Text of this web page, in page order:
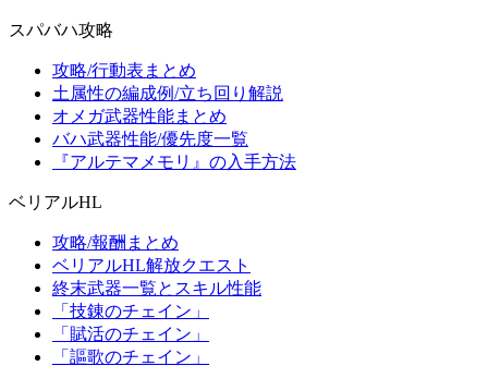
スパバハ攻略
攻略/行動表まとめ
土属性の編成例/立ち回り解説
オメガ武器性能まとめ
バハ武器性能/優先度一覧
『アルテマメモリ』の入手方法
ベリアルHL
攻略/報酬まとめ
ベリアルHL解放クエスト
終末武器一覧とスキル性能
「技錬のチェイン」
「賦活のチェイン」
「謳歌のチェイン」